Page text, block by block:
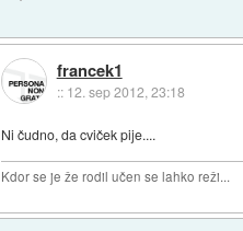
francek1
:: 12. sep 2012, 23:18
Ni čudno, da cviček pije....
Kdor se je že rodil učen se lahko reži...